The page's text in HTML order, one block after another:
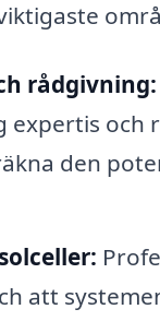
rådgivning:
expertis och
den
att